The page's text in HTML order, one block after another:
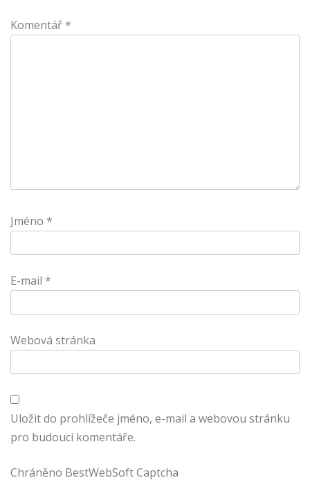
Komentář *
Jméno *
E-mail *
Webová stránka
Uložit do prohlížeče jméno, e-mail a webovou stránku
pro budoucí komentáře.
Chráněno BestWebSoft Captcha